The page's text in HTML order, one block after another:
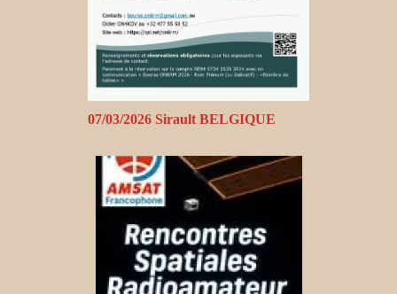
07/03/2026 Sirault BELGIQUE